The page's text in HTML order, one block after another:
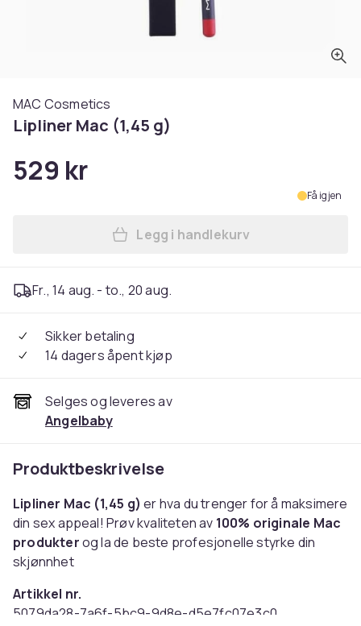
MAC Cosmetics
Lipliner Mac (1,45 g)
529 kr
Få igjen
Legg Lipliner Mac (1,45 g) i
Legg i handlekurv
Fr., 14 aug. - to., 20 aug.
Sikker betaling
14 dagers åpent kjøp
Selges og leveres av
Angelbaby
Produktbeskrivelse
Lipliner Mac (1,45 g) er hva du trenger for å maksimere
din sex appeal! Prøv kvaliteten av 100% originale Mac
produkterog la de beste profesjonelle styrke din
skjønnhet
Artikkel nr.
5079da28-7a6f-5bc9-9d8e-d5e7fc07e3c0